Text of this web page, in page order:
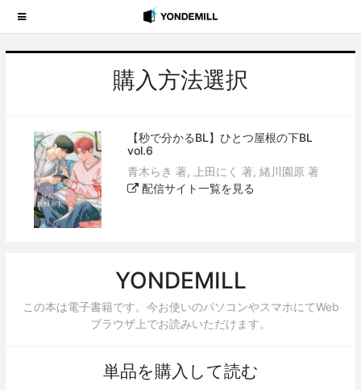
購入方法選択
【秒で分かるBL】ひとつ屋根の下BL
vol.6
青木らき 著, 上田にく 著, 緒川園原 著
配信サイト一覧を見る
YONDEMILL
この本は電子書籍です。今お使いのパソコンやスマホにてWeb
ブラウザ上でお読みいただけます。
単品を購入して読む